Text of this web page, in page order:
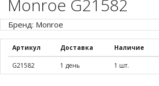
Monroe G21582
Бренд: Monroe
Артикул Доставка Наличие
G21582 1 день 1 шт.